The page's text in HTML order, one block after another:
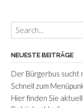
NEUESTE BEITRÄGE
Der Bürgerbus sucht
Schnell zum
Hier finden Sie